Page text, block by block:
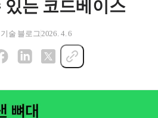
있는 코드베이스
기술 블로그 2026. 4. 6